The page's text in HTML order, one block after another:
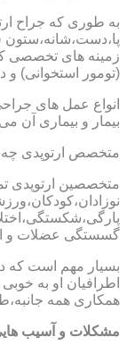
به طوری که جراح
پا،دست،شانه،ستون
زمینه های تخصصی
(تومور استخوانی) و
انواع عمل های
بیمار و بیماری آن
متخصص ارتوپدی چه
متخصصین ارتوپدی
گسستگی عضلات و
بسیار مهم است که
اطرافیان او به
همکاری همه
مشکلات و آسیب